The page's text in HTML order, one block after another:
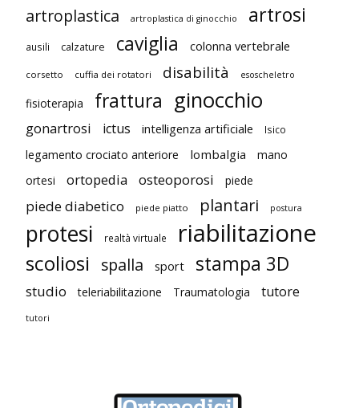
artroplastica artroplastica di ginocchio artrosi
ausili calzature caviglia colonna vertebrale
corsetto cuffia dei rotatori disabilità esoscheletro
fisioterapia frattura ginocchio
gonartrosi ictus intelligenza artificiale Isico
legamento crociato anteriore lombalgia
mano
ortesi
ortopedia osteoporosi piede
piede diabetico piede piatto plantari postura
protesi realtà virtuale riabilitazione
scoliosi spalla sport stampa 3D
studio teleriabilitazione Traumatologia tutore
tutori